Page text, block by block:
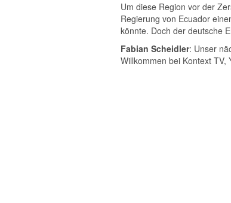
Um diese Region vor der
Regierung von Ecuador
könnte. Doch der deutsche
Fabian Scheidler: Unser
Willkommen bei Kontext TV,